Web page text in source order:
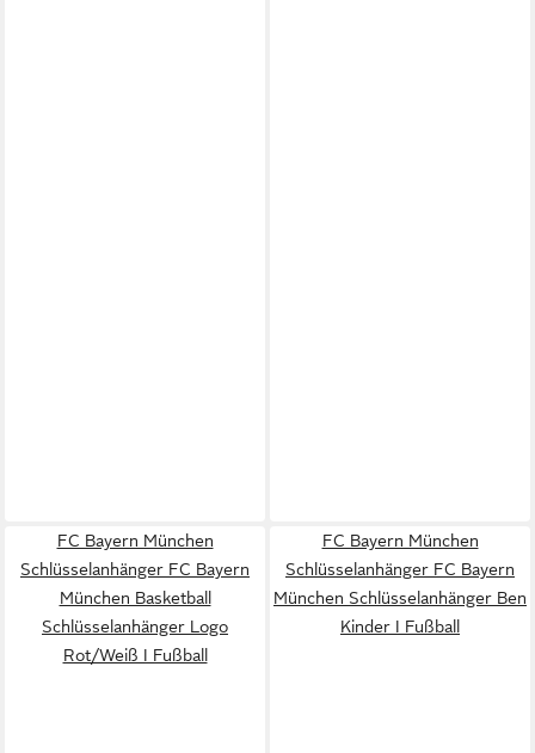
FC Bayern München
Schlüsselanhänger FC Bayern
München Basketball
Schlüsselanhänger Logo
Rot/Weiß I Fußball
FC Bayern München
Schlüsselanhänger FC Bayern
München Schlüsselanhänger Ben
Kinder I Fußball